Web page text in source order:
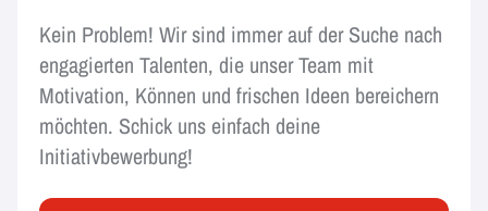
Kein Problem! Wir sind immer auf der Suche nach
engagierten Talenten, die unser Team mit
Motivation, Können und frischen Ideen bereichern
möchten. Schick uns einfach deine
Initiativbewerbung!